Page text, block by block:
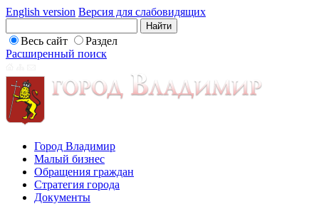
English version Версия для слабовидящих
Весь сайт
Раздел
Расширенный поиск
Город Владимир
Малый бизнес
Обращения граждан
Стратегия города
Документы